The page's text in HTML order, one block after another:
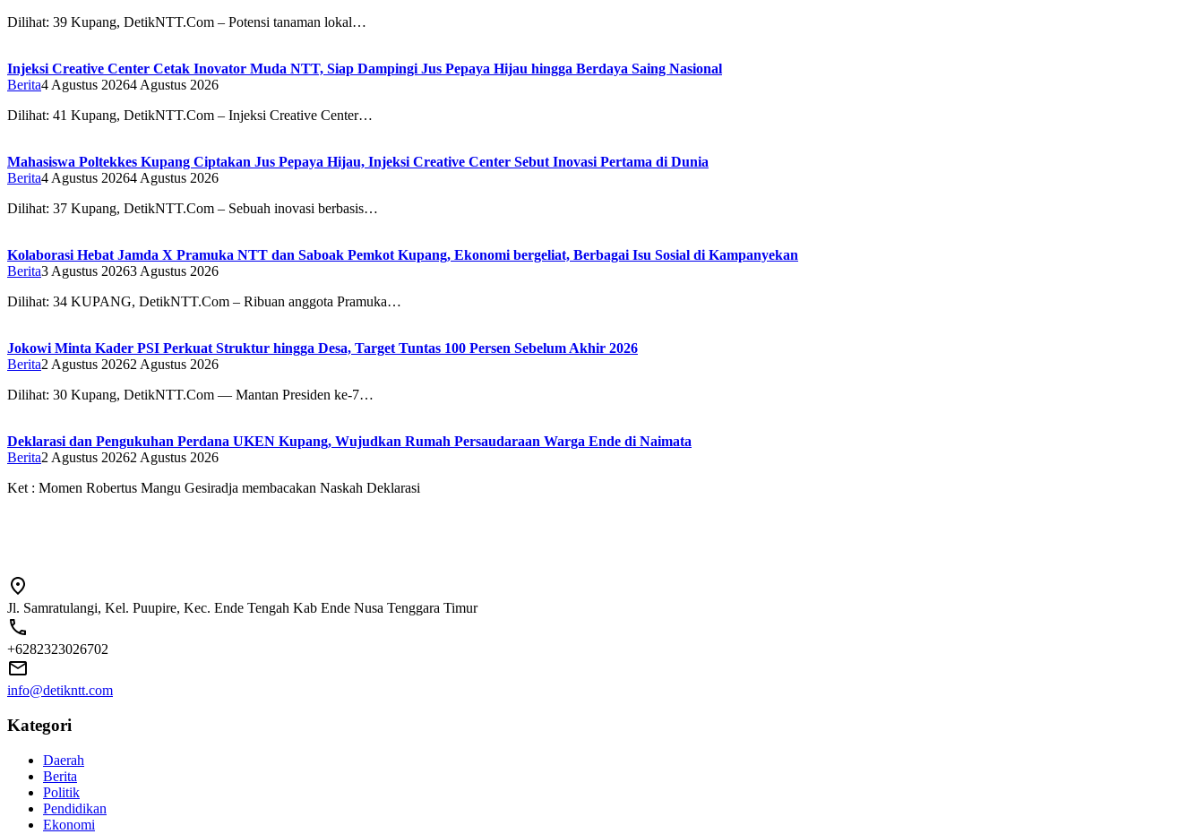
Dilihat: 39 Kupang, DetikNTT.Com – Potensi tanaman lokal…
Injeksi Creative Center Cetak Inovator Muda NTT, Siap Dampingi Jus Pepaya Hijau hingga Berdaya Saing Nasional
Berita4 Agustus 20264 Agustus 2026
Dilihat: 41 Kupang, DetikNTT.Com – Injeksi Creative Center…
Mahasiswa Poltekkes Kupang Ciptakan Jus Pepaya Hijau, Injeksi Creative Center Sebut Inovasi Pertama di Dunia
Berita4 Agustus 20264 Agustus 2026
Dilihat: 37 Kupang, DetikNTT.Com – Sebuah inovasi berbasis…
Kolaborasi Hebat Jamda X Pramuka NTT dan Saboak Pemkot Kupang, Ekonomi bergeliat, Berbagai Isu Sosial di Kampanyekan
Berita3 Agustus 20263 Agustus 2026
Dilihat: 34 ‎‎KUPANG, DetikNTT.Com – Ribuan anggota Pramuka…
Jokowi Minta Kader PSI Perkuat Struktur hingga Desa, Target Tuntas 100 Persen Sebelum Akhir 2026
Berita2 Agustus 20262 Agustus 2026
Dilihat: 30 Kupang, DetikNTT.Com — Mantan Presiden ke-7…
Deklarasi dan Pengukuhan Perdana UKEN Kupang, Wujudkan Rumah Persaudaraan Warga Ende di Naimata
Berita2 Agustus 20262 Agustus 2026
Ket : Momen Robertus Mangu Gesiradja membacakan Naskah Deklarasi
Jl. Samratulangi, Kel. Puupire, Kec. Ende Tengah Kab Ende Nusa Tenggara Timur
+6282323026702
info@detikntt.com
Kategori
Daerah
Berita
Politik
Pendidikan
Ekonomi